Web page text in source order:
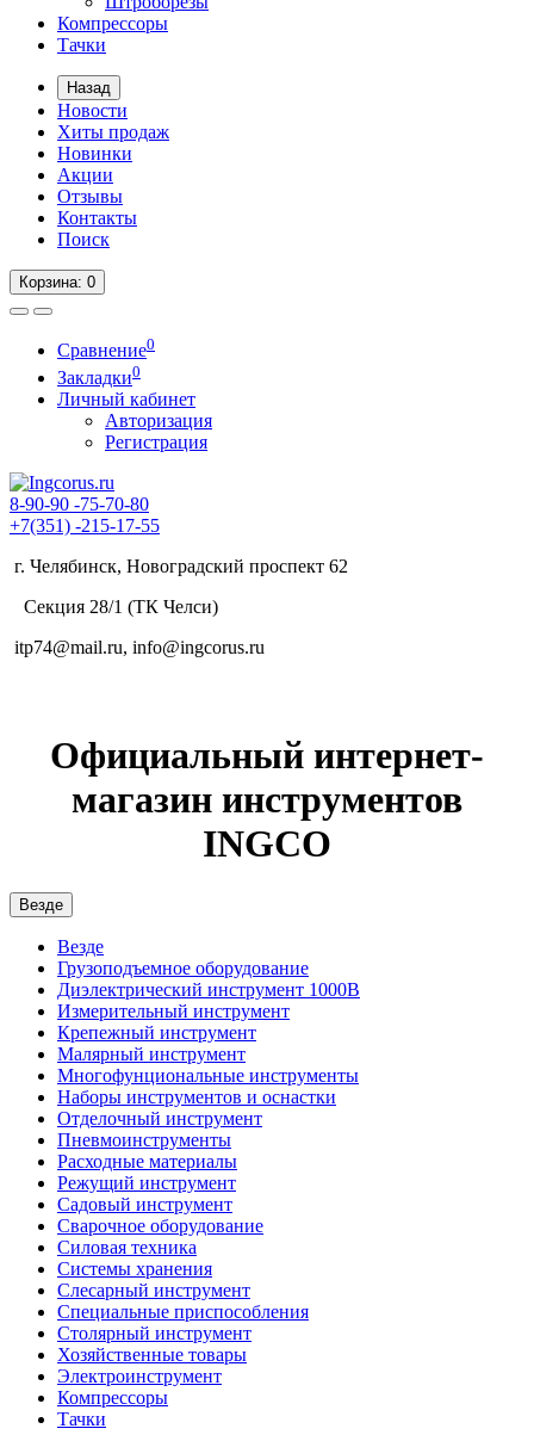
Компрессоры
Тачки
Назад
Новости
Хиты продаж
Новинки
Акции
Отзывы
Контакты
Поиск
Корзина: 0
Сравнение0
Закладки0
Личный кабинет
Авторизация
Регистрация
8-90-90 -75-70-80
+7(351) -215-17-55
г. Челябинск, Новоградский проспект 62
Секция 28/1 (ТК Челси)
itp74@mail.ru, info@ingcorus.ru
Официальный интернет-
магазин инструментов
INGCO
Везде
Везде
Грузоподъемное оборудование
Диэлектрический инструмент 1000В
Измерительный инструмент
Крепежный инструмент
Малярный инструмент
Многофунциональные инструменты
Наборы инструментов и оснастки
Отделочный инструмент
Пневмоинструменты
Расходные материалы
Режущий инструмент
Садовый инструмент
Сварочное оборудование
Силовая техника
Системы хранения
Слесарный инструмент
Специальные приспособления
Столярный инструмент
Хозяйственные товары
Электроинструмент
Компрессоры
Тачки